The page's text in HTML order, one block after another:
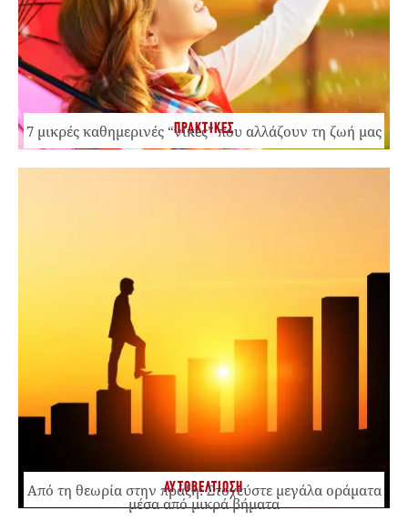
ΠΡΑΚΤΙΚΕΣ
7 μικρές καθημερινές “νίκες” που αλλάζουν τη ζωή μας
ΑΥΤΟΒΕΛΤΙΩΣΗ
Από τη θεωρία στην πράξη: Στοχεύστε μεγάλα οράματα
μέσα από μικρά βήματα